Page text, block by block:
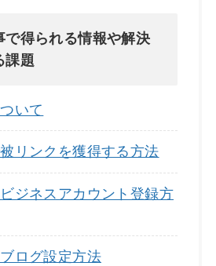
で得られる情報や解決
課題
いて
リンクを獲得する方法
ジネスアカウント登録方
ログ設定方法